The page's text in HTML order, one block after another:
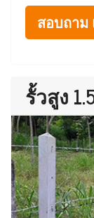
สอบถาม
รั้วสูง